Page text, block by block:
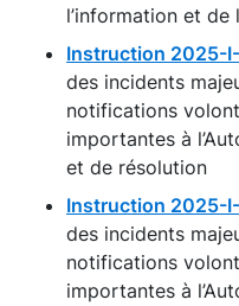
l’information et de
Instruction 2025-
des incidents
notifications
importantes à
et de résolution
Instruction 2025-I-
des incidents
notifications
importantes à